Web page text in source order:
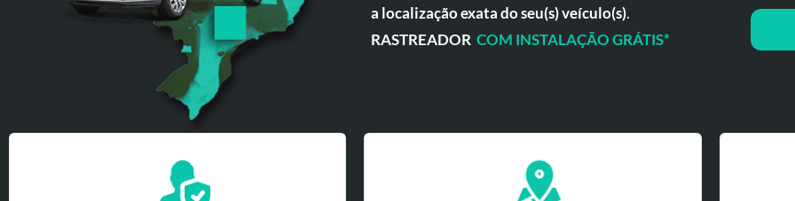
a localização exata do seu(s) veículo(s).
RASTREADOR COM INSTALAÇÃO GRÁTIS*